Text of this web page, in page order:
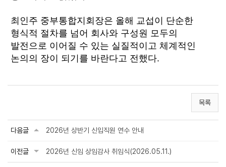
최인주 중부통합지회장은 올해 교섭이 단순한
형식적 절차를 넘어 회사와 구성원 모두의
발전으로 이어질 수 있는 실질적이고 체계적인
논의의 장이 되기를 바란다고 전했다.
목록
다음글 2026년 상반기 신입직원 연수 안내
이전글 2026년 신임 상임감사 취임식(2026.05.11.)